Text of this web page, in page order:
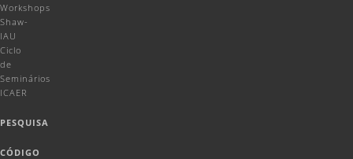
Workshops
Shaw-
IAU
Ciclo
de
Seminários
ICAER
PESQUISA
CÓDIGO